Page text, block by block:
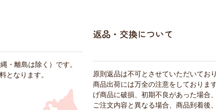
・離島は除く）です。
となります。
返品・交換について
原則返品は不可とさせていただいてお
商品出荷には万全の注意をしておりま
げ商品に破損、初期不良があった場合
ご注文内容と異なる場合、商品到着後